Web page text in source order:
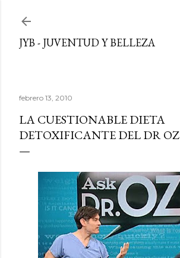
JYB - JUVENTUD Y BELLEZA
febrero 13, 2010
LA CUESTIONABLE DIETA
DETOXIFICANTE DEL DR OZ